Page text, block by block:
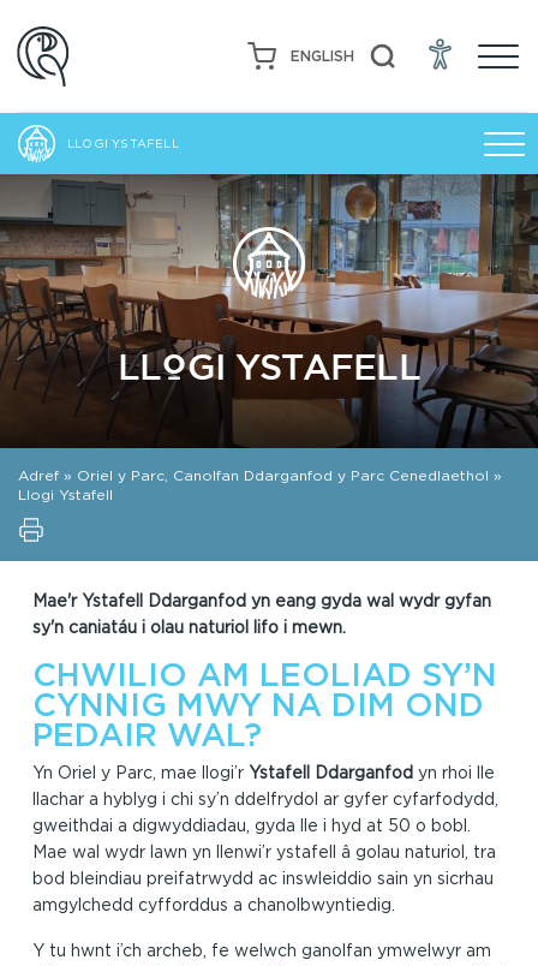
ENGLISH
LLOGI YSTAFELL
LLOGI YSTAFELL
Adref » Oriel y Parc, Canolfan Ddarganfod y Parc Cenedlaethol »
Llogi Ystafell
Mae'r Ystafell Ddarganfod yn eang gyda wal wydr gyfan
sy'n caniatáu i olau naturiol lifo i mewn.
CHWILIO AM LEOLIAD SY’N
CYNNIG MWY NA DIM OND
PEDAIR WAL?
Yn Oriel y Parc, mae llogi’r Ystafell Ddarganfod yn rhoi lle
llachar a hyblyg i chi sy’n ddelfrydol ar gyfer cyfarfodydd,
gweithdai a digwyddiadau, gyda lle i hyd at 50 o bobl.
Mae wal wydr lawn yn llenwi’r ystafell â golau naturiol, tra
bod bleindiau preifatrwydd ac inswleiddio sain yn sicrhau
amgylchedd cyfforddus a chanolbwyntiedig.
Y tu hwnt i’ch archeb, fe welwch ganolfan ymwelwyr am